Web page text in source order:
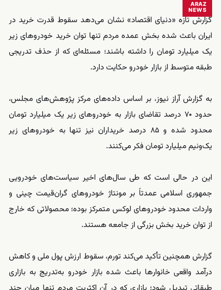
ARAZ
NEWS
گزارش تازه «دنیای اقتصاد» نشان می‌دهد سقوط قدرت خرید در
ایران باعث شده بخش عمده مردم تنها توان خرید خودروهای زیر
یک میلیارد تومان را داشته باشند؛ مسئله‌ای که از حذف تدریجی
طبقه متوسط از بازار خودرو حکایت دارد.
به گزارش آراز نیوز، بر اساس داده‌های مرکز پژوهش‌های مجلس،
حدود ۷۰ درصد تقاضای بازار به خودروهای زیر یک میلیارد تومان
محدود شده و ۸۵ درصد خریداران نیز تنها به خودروهای زیر
یک‌ونیم میلیارد تومان فکر می‌کنند.
این در حالی است که طی سال‌های اخیر سیاست‌های خودرویی
جمهوری اسلامی عمدتاً بر مونتاژ خودروهای گران‌قیمت چینی و
واردات محدود خودروهای لوکس متمرکز بوده؛ محصولاتی که خارج
از توان خرید بخش بزرگی از جامعه هستند.
گزارش همچنین تأکید می‌کند تورم، سقوط ارزش پول ملی و کاهش
درآمد واقعی خانوارها باعث شده بازار خودرو به‌تدریج به بازاری